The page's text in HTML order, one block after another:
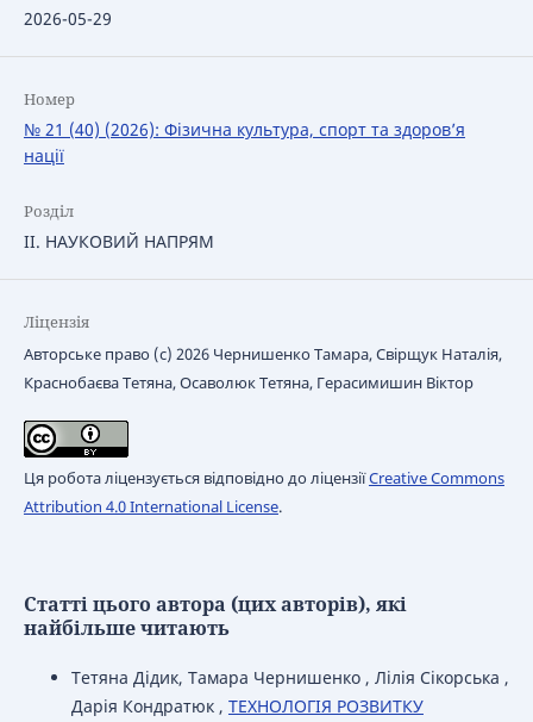
2026-05-29
Номер
№ 21 (40) (2026): Фізична культура, спорт та здоров’я
нації
Розділ
IІ. НАУКОВИЙ НАПРЯМ
Ліцензія
Авторське право (c) 2026 Чернишенко Тамара, Свірщук Наталія,
Краснобаєва Тетяна, Осаволюк Тетяна, Герасимишин Віктор
Ця робота ліцензується відповідно до ліцензіїCreative Commons
Attribution 4.0 International License.
Статті цього автора (цих авторів), які
найбільше читають
Тетяна Дідик, Тамара Чернишенко , Лілія Сікорська ,
Дарія Кондратюк , ТЕХНОЛОГІЯ РОЗВИТКУ